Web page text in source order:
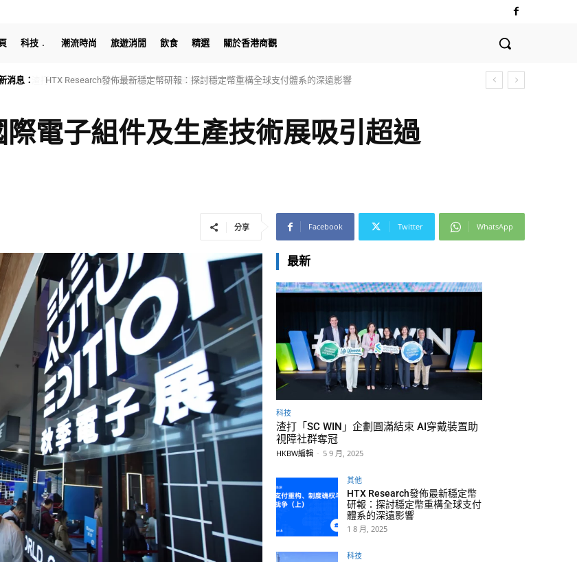
科技 潮流時尚 旅遊消閒 飲食 精選 關於香港商觀
消息： HTX Research發佈最新穩定幣研報：探討穩定幣重構全球支付體系的深遠影響
電子組件及生產技術展吸引超過
分享 Facebook Twitter WhatsApp
最新
科技
渣打「SC WIN」企劃圓滿結束 AI穿戴裝置助
視障社群奪冠
HKBW編輯 - 5 9 月, 2025
其他
HTX Research發佈最新穩定幣
研報：探討穩定幣重構全球支付
體系的深遠影響
1 8 月, 2025
科技